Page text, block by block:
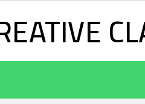
تجاوز إلى